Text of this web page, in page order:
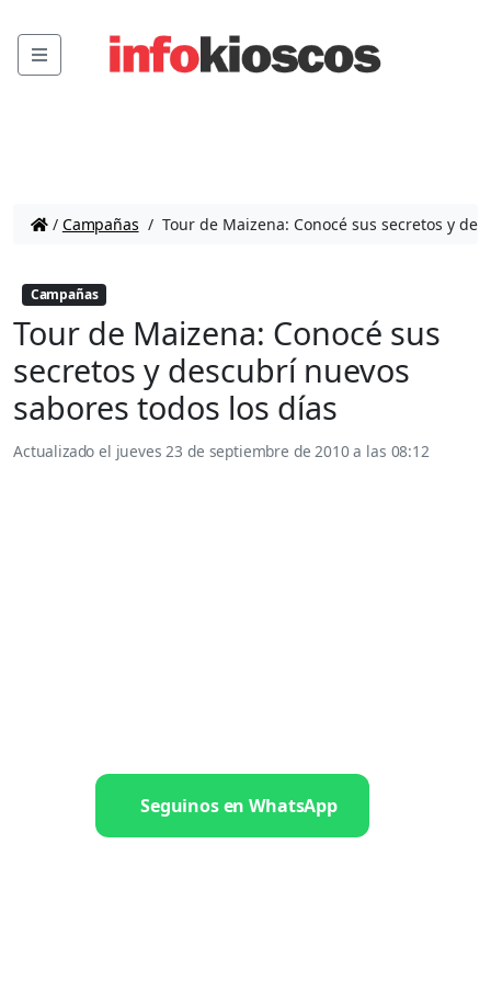
Menu
/ Campañas / Tour de Maizena: Conocé sus secretos y
Campañas
Tour de Maizena: Conocé sus
secretos y descubrí nuevos
sabores todos los días
Actualizado el jueves 23 de septiembre de 2010 a las 08:12
Seguinos en WhatsApp